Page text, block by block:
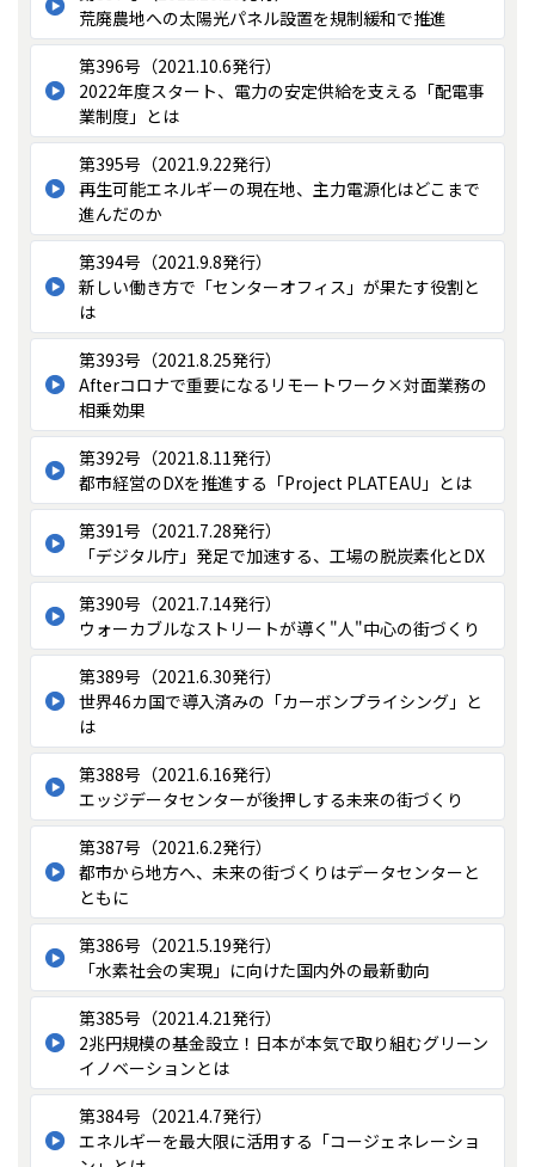
荒廃農地への太陽光パネル設置を規制緩和で推進
第396号（2021.10.6発行）
2022年度スタート、電力の安定供給を支える「配電事
業制度」とは
第395号（2021.9.22発行）
再生可能エネルギーの現在地、主力電源化はどこまで
進んだのか
第394号（2021.9.8発行）
新しい働き方で「センターオフィス」が果たす役割と
は
第393号（2021.8.25発行）
Afterコロナで重要になるリモートワーク×対面業務の
相乗効果
第392号（2021.8.11発行）
都市経営のDXを推進する「Project PLATEAU」とは
第391号（2021.7.28発行）
「デジタル庁」発足で加速する、工場の脱炭素化とDX
第390号（2021.7.14発行）
ウォーカブルなストリートが導く"人"中心の街づくり
第389号（2021.6.30発行）
世界46カ国で導入済みの「カーボンプライシング」と
は
第388号（2021.6.16発行）
エッジデータセンターが後押しする未来の街づくり
第387号（2021.6.2発行）
都市から地方へ、未来の街づくりはデータセンターと
ともに
第386号（2021.5.19発行）
「⽔素社会の実現」に向けた国内外の最新動向
第385号（2021.4.21発行）
2兆円規模の基金設立！日本が本気で取り組むグリーン
イノベーションとは
第384号（2021.4.7発行）
エネルギーを最大限に活用する「コージェネレーショ